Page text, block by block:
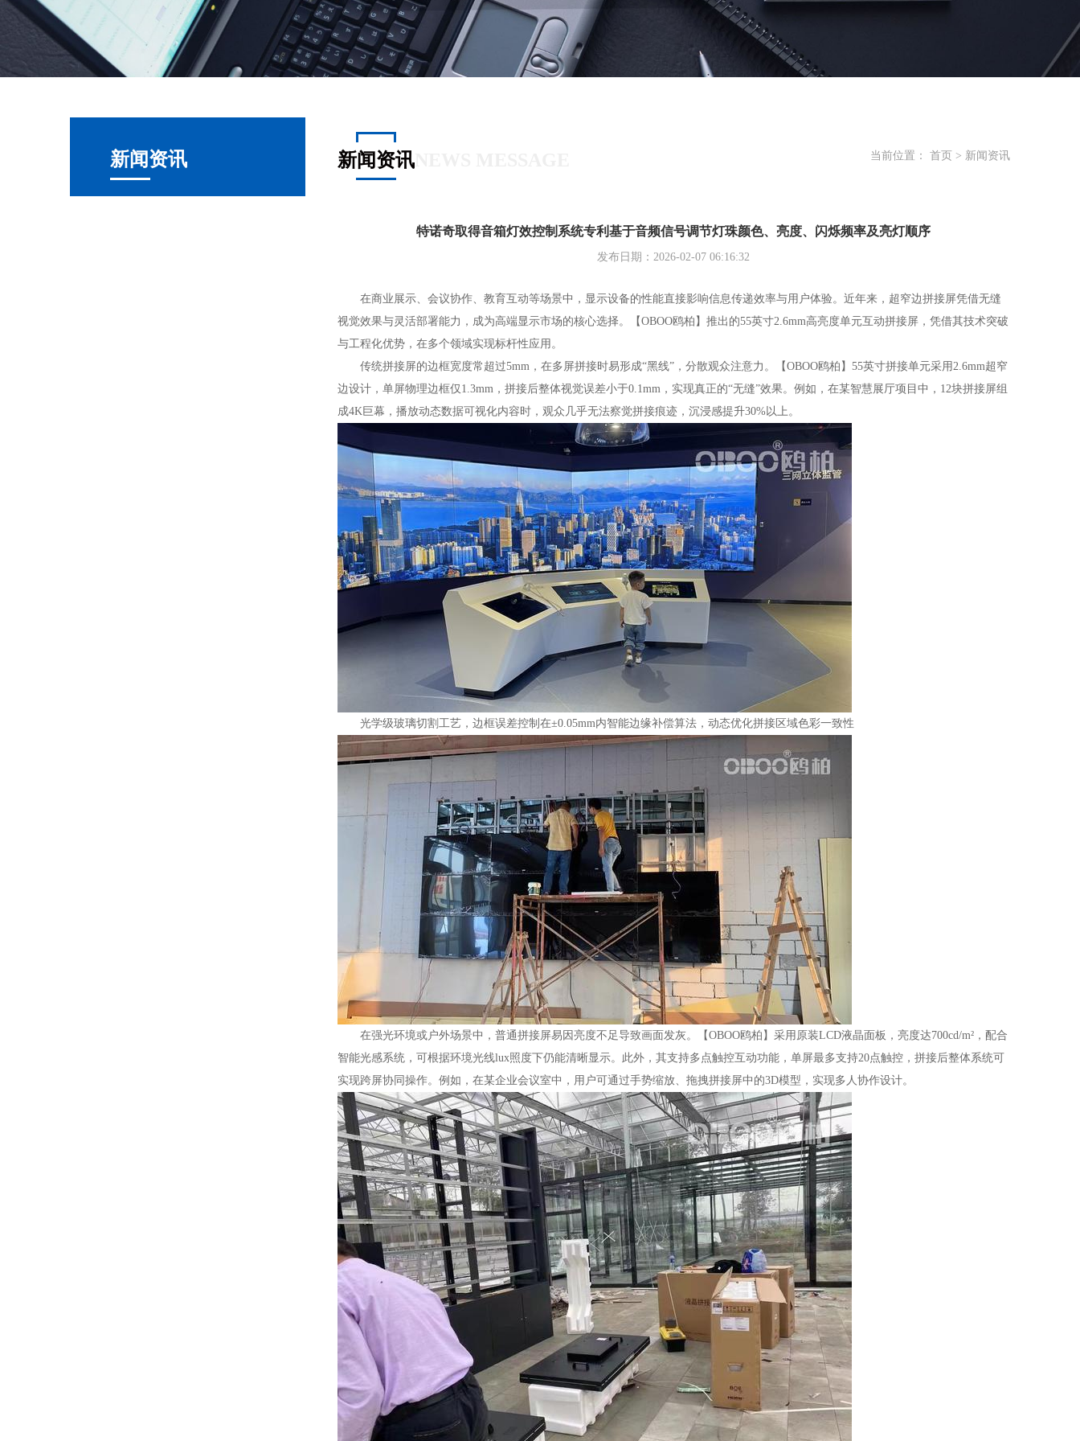
新闻资讯 新闻资讯NEWS MESSAGE 当前位置： 首页 > 新闻资讯
特诺奇取得音箱灯效控制系统专利基于音频信号调节灯珠颜色、亮度、闪烁频率及亮灯顺序
发布日期：2026-02-07 06:16:32
在商业展示、会议协作、教育互动等场景中，显示设备的性能直接影响信息传递效率与用户体验。近年来，超窄边拼接屏凭借无缝
视觉效果与灵活部署能力，成为高端显示市场的核心选择。【OBOO鸥柏】推出的55英寸2.6mm高亮度单元互动拼接屏，凭借其技术突破
与工程化优势，在多个领域实现标杆性应用。
传统拼接屏的边框宽度常超过5mm，在多屏拼接时易形成“黑线”，分散观众注意力。【OBOO鸥柏】55英寸拼接单元采用2.6mm超窄
边设计，单屏物理边框仅1.3mm，拼接后整体视觉误差小于0.1mm，实现真正的“无缝”效果。例如，在某智慧展厅项目中，12块拼接屏组
成4K巨幕，播放动态数据可视化内容时，观众几乎无法察觉拼接痕迹，沉浸感提升30%以上。
光学级玻璃切割工艺，边框误差控制在±0.05mm内智能边缘补偿算法，动态优化拼接区域色彩一致性
在强光环境或户外场景中，普通拼接屏易因亮度不足导致画面发灰。【OBOO鸥柏】采用原装LCD液晶面板，亮度达700cd/m²，配合
智能光感系统，可根据环境光线lux照度下仍能清晰显示。此外，其支持多点触控互动功能，单屏最多支持20点触控，拼接后整体系统可
实现跨屏协同操作。例如，在某企业会议室中，用户可通过手势缩放、拖拽拼接屏中的3D模型，实现多人协作设计。